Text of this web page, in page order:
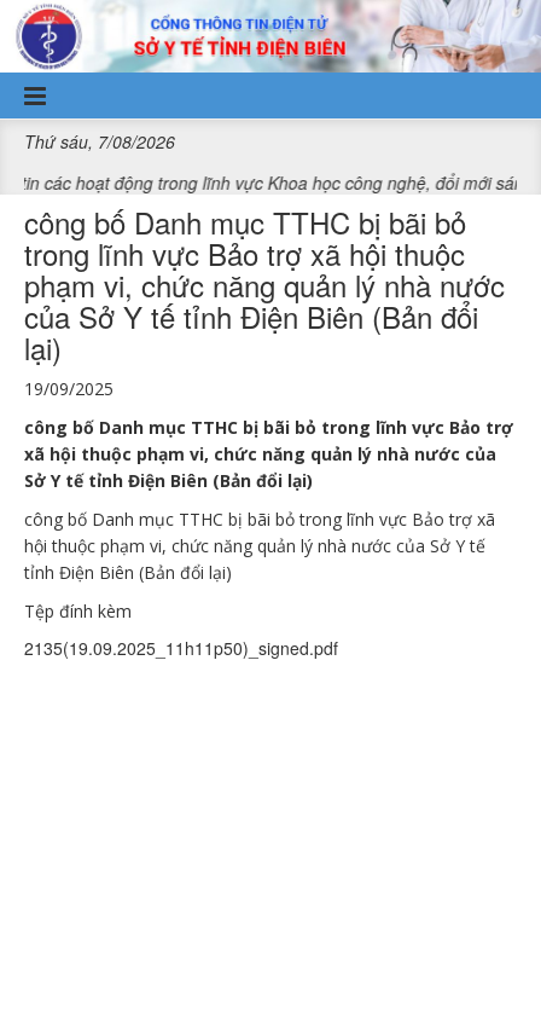
Truy cập nội dung luôn
Thứ sáu, 7/08/2026
động trong lĩnh vực Khoa học công nghệ, đổi mới sáng tạo và
công bố Danh mục TTHC bị bãi bỏ
trong lĩnh vực Bảo trợ xã hội thuộc
phạm vi, chức năng quản lý nhà nước
của Sở Y tế tỉnh Điện Biên (Bản đổi
lại)
19/09/2025
công bố Danh mục TTHC bị bãi bỏ trong lĩnh vực Bảo trợ
xã hội thuộc phạm vi, chức năng quản lý nhà nước của
Sở Y tế tỉnh Điện Biên (Bản đổi lại)
công bố Danh mục TTHC bị bãi bỏ trong lĩnh vực Bảo trợ xã
hội thuộc phạm vi, chức năng quản lý nhà nước của Sở Y tế
tỉnh Điện Biên (Bản đổi lại)
Tệp đính kèm
2135(19.09.2025_11h11p50)_signed.pdf